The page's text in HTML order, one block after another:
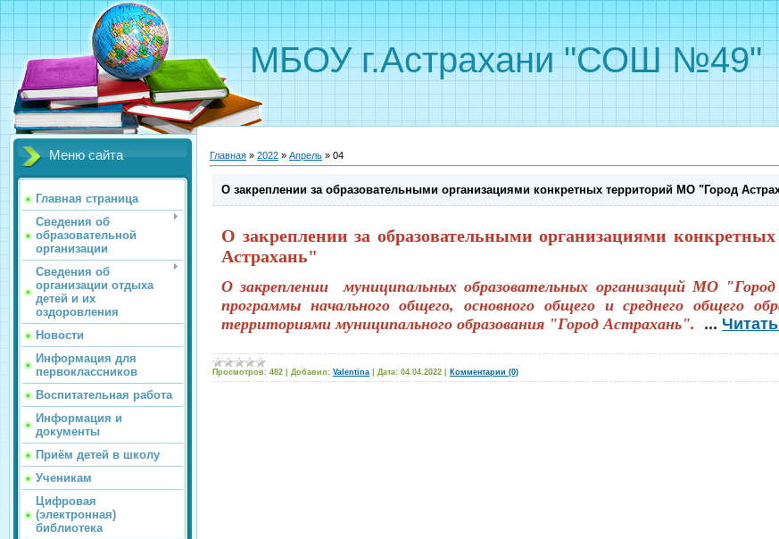
МБОУ г.Астрахани "СОШ №49"
Меню сайта
Главная страница
Сведения об
образовательной
организации
Сведения об
организации отдыха
детей и их
оздоровления
Новости
Информация для
первоклассников
Воспитательная работа
Информация и
документы
Приём детей в школу
Ученикам
Цифровая
(электронная)
библиотека
Главная » 2022 » Апрель » 04
О закреплении за образовательными организациями конкретных территорий МО "Город
О закреплении за образовательными организациями
Астрахань"
О закреплении муниципальных образовательных организаций МО
программы начального общего, основного общего и среднего общего
территориями муниципального образования "Город Астрахань".
...
Просмотров: 482 Добавил: Valentina Дата: 04.04.2022 Комментарии (0)